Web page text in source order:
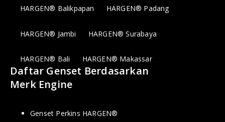
HARGEN® Balikpapan HARGEN® Padang
HARGEN® Jambi HARGEN® Surabaya
HARGEN® Bali HARGEN® Makassar
Daftar Genset Berdasarkan
Merk Engine
Genset Perkins HARGEN®